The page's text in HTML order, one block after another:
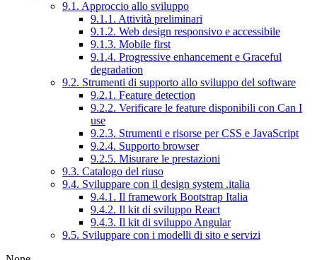
9.1. Approccio allo sviluppo
9.1.1. Attività preliminari
9.1.2. Web design responsivo e accessibile
9.1.3. Mobile first
9.1.4. Progressive enhancement e Graceful
degradation
9.2. Strumenti di supporto allo sviluppo del software
9.2.1. Feature detection
9.2.2. Verificare le feature disponibili con Can I
use
9.2.3. Strumenti e risorse per CSS e JavaScript
9.2.4. Supporto browser
9.2.5. Misurare le prestazioni
9.3. Catalogo del riuso
9.4. Sviluppare con il design system .italia
9.4.1. Il framework Bootstrap Italia
9.4.2. Il kit di sviluppo React
9.4.3. Il kit di sviluppo Angular
9.5. Sviluppare con i modelli di sito e servizi